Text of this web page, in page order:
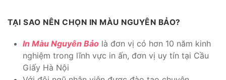
TẠI SAO NÊN CHỌN IN MÀU NGUYÊN BẢO?
In Màu Nguyên Bảo là đơn vị có hơn 10 năm kinh
nghiệm trong lĩnh vực in ấn, đơn vị uy tín tại Cầu
Giấy Hà Nội